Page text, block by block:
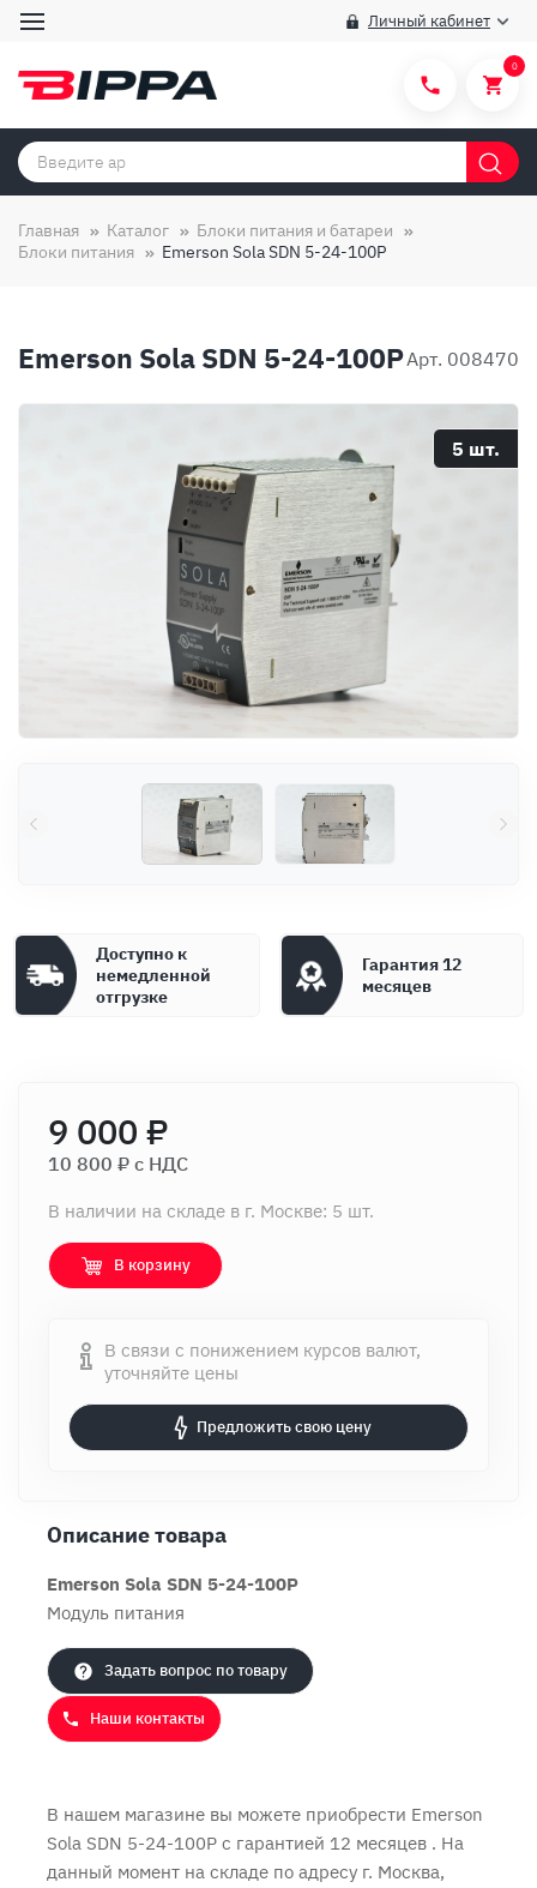
Личный кабинет
Категории товаров
Способы покупки
Вопросы и ответы
О компании
0
Главная Каталог
Блоки питания и батареи
Блоки питания
Emerson Sola SDN 5-24-100P
Emerson Sola SDN 5-24-100PАрт. 008470
5 шт.
Доступно к
немедленной
отгрузке
Гарантия 12
месяцев
9 000 ₽
10 800 ₽ c НДС
В наличии на складе в г. Москве: 5 шт.
В корзину
В связи с понижением курсов валют,
уточняйте цены
Предложить свою цену
Описание товара
Emerson Sola SDN 5-24-100P
Модуль питания
Задать вопрос по товару
Наши контакты
В нашем магазине вы можете приобрести Emerson
Sola SDN 5-24-100P с гарантией 12 месяцев . На
данный момент на складе по адресу г. Москва,